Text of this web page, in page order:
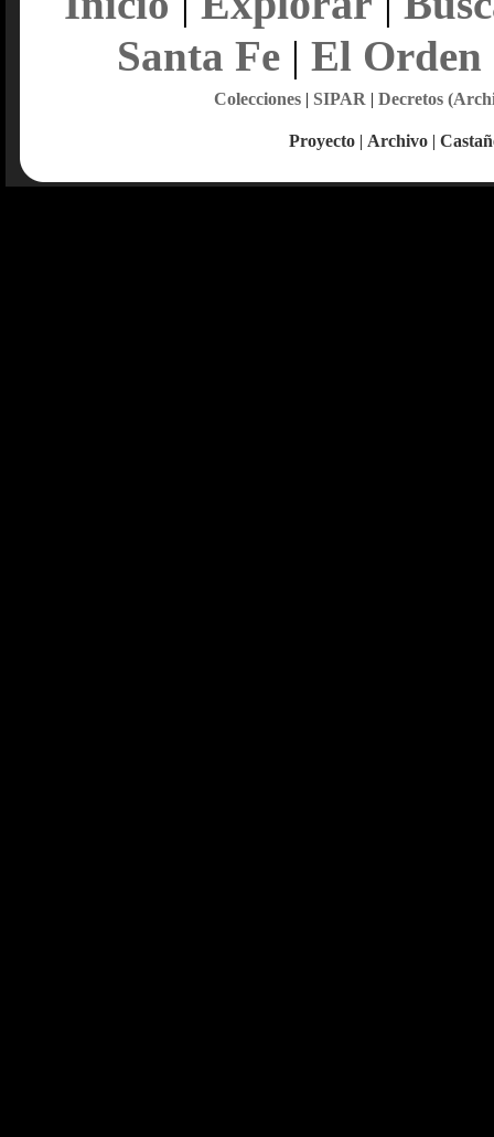
Santa Fe| El Orden
Colecciones| SIPAR | Decretos
Proyecto | Archivo |